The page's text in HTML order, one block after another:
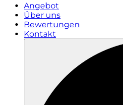
Angebot
Über uns
Bewertungen
Kontakt